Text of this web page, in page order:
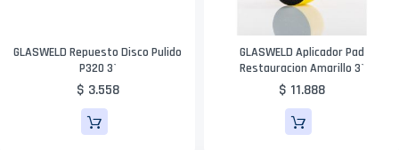
GLASWELD Repuesto Disco Pulido
P320 3`
$ 3.558
GLASWELD Aplicador Pad
Restauracion Amarillo 3`
$ 11.888